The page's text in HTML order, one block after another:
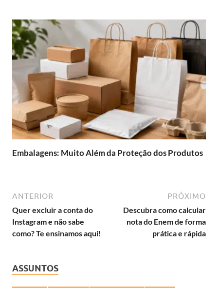
Embalagens: Muito Além da Proteção dos Produtos
ANTERIOR
Quer excluir a conta do
Instagram e não sabe
como? Te ensinamos aqui!
PRÓXIMO
Descubra como calcular
nota do Enem de forma
prática e rápida
ASSUNTOS